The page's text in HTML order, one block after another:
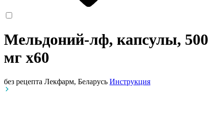
Мельдоний-лф, капсулы, 500
мг x60
без рецепта Лекфарм, Беларусь Инструкция